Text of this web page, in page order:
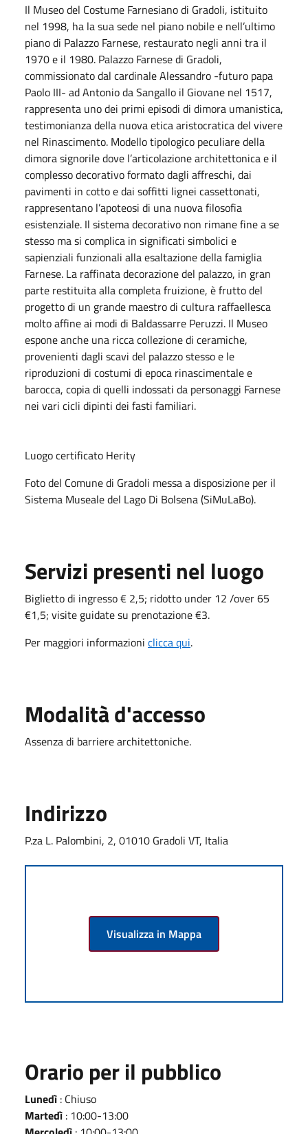
Il Museo del Costume Farnesiano di Gradoli, istituito
nel 1998, ha la sua sede nel piano nobile e nell’ultimo
piano di Palazzo Farnese, restaurato negli anni tra il
1970 e il 1980. Palazzo Farnese di Gradoli,
commissionato dal cardinale Alessandro -futuro papa
Paolo III- ad Antonio da Sangallo il Giovane nel 1517,
rappresenta uno dei primi episodi di dimora umanistica,
testimonianza della nuova etica aristocratica del vivere
nel Rinascimento. Modello tipologico peculiare della
dimora signorile dove l’articolazione architettonica e il
complesso decorativo formato dagli affreschi, dai
pavimenti in cotto e dai soffitti lignei cassettonati,
rappresentano l’apoteosi di una nuova filosofia
esistenziale. Il sistema decorativo non rimane fine a se
stesso ma si complica in significati simbolici e
sapienziali funzionali alla esaltazione della famiglia
Farnese. La raffinata decorazione del palazzo, in gran
parte restituita alla completa fruizione, è frutto del
progetto di un grande maestro di cultura raffaellesca
molto affine ai modi di Baldassarre Peruzzi. Il Museo
espone anche una ricca collezione di ceramiche,
provenienti dagli scavi del palazzo stesso e le
riproduzioni di costumi di epoca rinascimentale e
barocca, copia di quelli indossati da personaggi Farnese
nei vari cicli dipinti dei fasti familiari.
Luogo certificato Herity
Foto del Comune di Gradoli messa a disposizione per il
Sistema Museale del Lago Di Bolsena (SiMuLaBo).
Servizi presenti nel luogo
Biglietto di ingresso € 2,5; ridotto under 12 /over 65
€1,5; visite guidate su prenotazione €3.
Per maggiori informazioni clicca qui.
Modalità d'accesso
Assenza di barriere architettoniche.
Indirizzo
P.za L. Palombini, 2, 01010 Gradoli VT, Italia
Visualizza in Mappa
Orario per il pubblico
Lunedì : Chiuso
Martedì : 10:00-13:00